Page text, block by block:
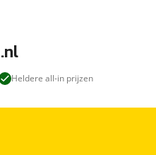
Heldere all-in prijzen